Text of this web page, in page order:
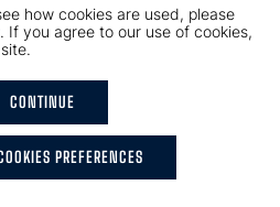
how cookies are used, please
. If you agree to our use of cookies,
CONTINUE
PREFERENCES